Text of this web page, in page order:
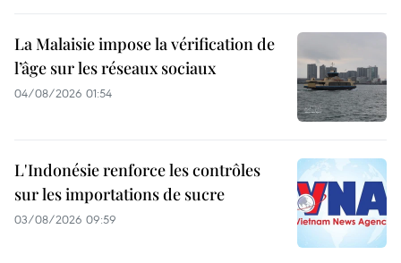
La Malaisie impose la vérification de
l’âge sur les réseaux sociaux
04/08/2026 01:54
L'Indonésie renforce les contrôles
sur les importations de sucre
03/08/2026 09:59